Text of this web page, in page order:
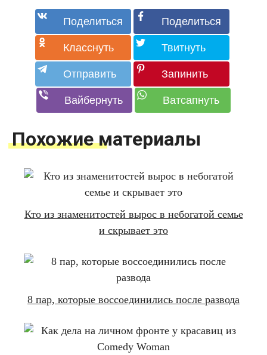
Похожие материалы
Кто из знаменитостей вырос в небогатой семье
и скрывает это
8 пар, которые воссоединились после развода